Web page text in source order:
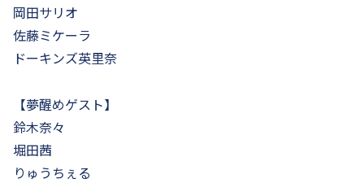
岡田サリオ
佐藤ミケーラ
ドーキンズ英里奈
【夢醒めゲスト】
鈴木奈々
堀田茜
りゅうちぇる